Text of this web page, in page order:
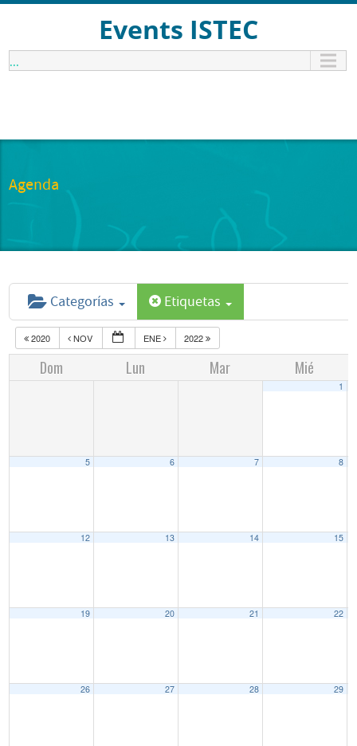
Events ISTEC
...
Agenda
Categorías Etiquetas
2020 NOV ENE 2022
Dom Lun Mar Mié
1
5 6 7 8
12 13 14 15
19 20 21 22
26 27 28 29